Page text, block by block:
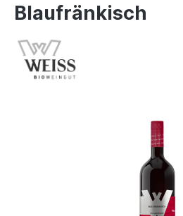
Blaufränkisch